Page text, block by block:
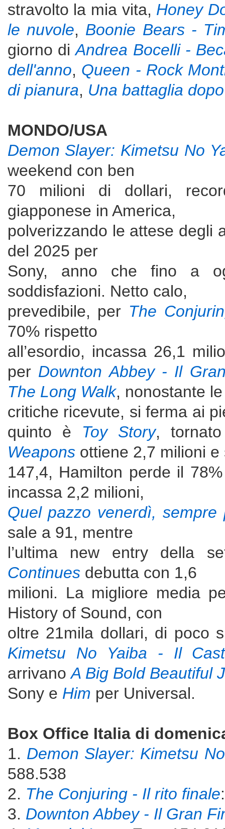
stravolto la mia vita, Honey
le nuvole, Boonie Bears -
giorno diAndrea Bocelli -
dell'anno, Queen - Rock
di pianura, Una battaglia
MONDO/USA
Demon Slayer: Kimetsu No
weekend con ben
70 milioni di dollari,
giapponese in America,
polverizzando le attese degli
del 2025 per
Sony, anno che fino a
soddisfazioni. Netto calo,
prevedibile, per The
70% rispetto
all’esordio, incassa 26,1
per Downton Abbey - Il
The Long Walk, nonostante
critiche ricevute, si ferma ai
quinto è Toy Story,
Weaponsottiene 2,7 milioni e
147,4, Hamilton perde il
incassa 2,2 milioni,
Quel pazzo venerdì, sempre
sale a 91, mentre
l’ultima new entry della
Continuesdebutta con 1,6
milioni. La migliore media
History of Sound, con
oltre 21mila dollari, di poco
Kimetsu No Yaiba - Il
arrivanoA Big Bold Beautiful
Sony e Him per Universal.
Box Office Italia di
1. Demon Slayer: Kimetsu
588.538
2. The Conjuring - Il rito finale
3. Downton Abbey - Il Gran